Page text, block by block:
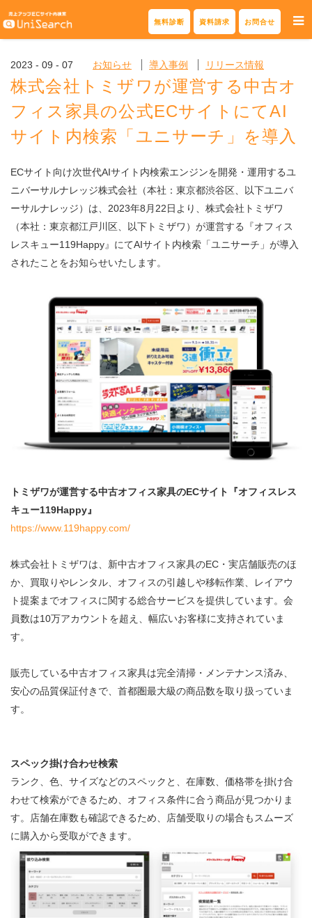
Skip
to
無料診断 資料請求 お問合せ
2023 - 09 - 07 お知らせ 導入事例 リリース情報
株式会社トミザワが運営する中古オ
フィス家具の公式ECサイトにてAI
サイト内検索「ユニサーチ」を導入
ECサイト向け次世代AIサイト内検索エンジンを開発・運用するユ
ニバーサルナレッジ株式会社（本社：東京都渋谷区、以下ユニバ
ーサルナレッジ）は、2023年8月22日より、株式会社トミザワ
（本社：東京都江戸川区、以下トミザワ）が運営する『オフィス
レスキュー119Happy』にてAIサイト内検索「ユニサーチ」が導入
されたことをお知らせいたします。
トミザワが運営する中古オフィス家具のECサイト『オフィスレス
キュー119Happy』
https://www.119happy.com/
株式会社トミザワは、新中古オフィス家具のEC・実店舗販売のほ
か、買取りやレンタル、オフィスの引越しや移転作業、レイアウ
ト提案までオフィスに関する総合サービスを提供しています。会
員数は10万アカウントを超え、幅広いお客様に支持されていま
す。
販売している中古オフィス家具は完全清掃・メンテナンス済み、
安心の品質保証付きで、首都圏最大級の商品数を取り扱っていま
す。
スペック掛け合わせ検索
ランク、色、サイズなどのスペックと、在庫数、価格帯を掛け合
わせて検索ができるため、オフィス条件に合う商品が見つかりま
す。店舗在庫数も確認できるため、店舗受取りの場合もスムーズ
に購入から受取ができます。